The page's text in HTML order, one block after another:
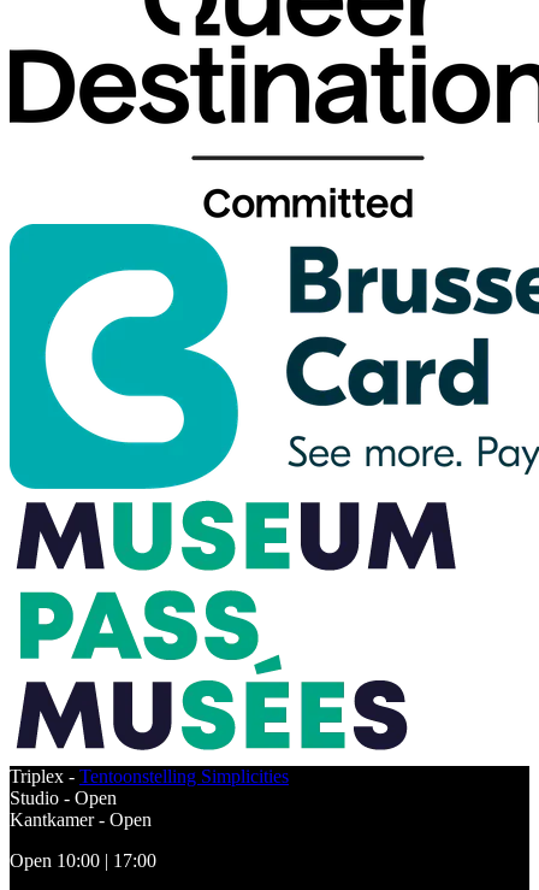
Triplex - Tentoonstelling Simplicities
Studio - Open
Kantkamer - Open
Open 10:00 | 17:00